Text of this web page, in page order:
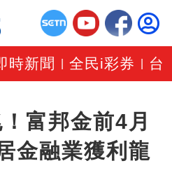
時新聞 |全民i彩券 台
富邦金前4月
融業獲利龍